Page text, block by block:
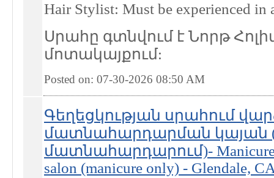
Hair Stylist: Must be experienced in
Սրահը գտնվում է Նորթ
մոտակայքում:
Posted on: 07-30-2026 08:50 AM
Գեղեցկության սրահում
մատնահարդարման կայան
մատնահարդարում)- Manicure
salon (manicure only) - Glendale,